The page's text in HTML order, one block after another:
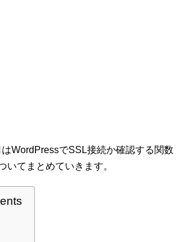
WordPressでSSL接続か確認する関数
いてまとめていきます。